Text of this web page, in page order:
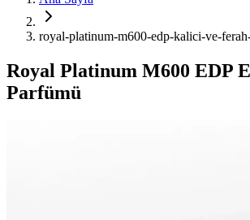
royal-platinum-m600-edp-kalici-ve-
Royal Platinum M600 EDP
Parfümü